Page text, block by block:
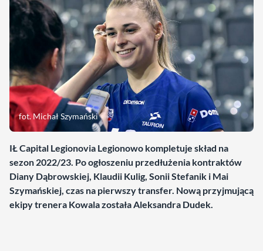
fot. Michał Szymański
IŁ Capital Legionovia Legionowo kompletuje skład na
sezon 2022/23. Po ogłoszeniu przedłużenia kontraktów
Diany Dąbrowskiej, Klaudii Kulig, Sonii Stefanik i Mai
Szymańskiej, czas na pierwszy transfer. Nową przyjmującą
ekipy trenera Kowala została Aleksandra Dudek.